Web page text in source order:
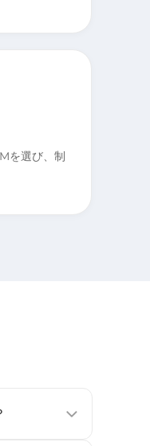
を選び、制